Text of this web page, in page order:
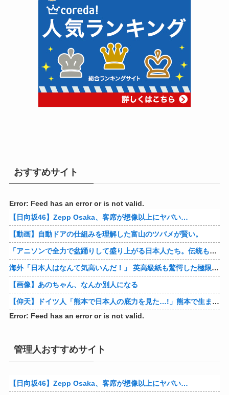
おすすめサイト
Error: Feed has an error or is not valid.
【日向坂46】Zepp Osaka、客席が想像以上にヤバい…
【動画】自動ドアの仕組みを理解した富山のツバメが賢い。
「アニソンで全力で盆踊りして盛り上がる日本人たち。伝統もオタクもこの熱量、素晴らしい」→女さんブチギレ「これを見て『日本の品格が落ちた』と思いま…
海外「日本人はなんて気高いんだ！」 英高級紙も驚愕した極限の中の日本人の姿に世界が衝撃
【画像】あのちゃん、なんか別人になる
【仰天】ドイツ人「熊本で日本人の底力を見た…!」熊本で生まれて初めて震度7の大地震を経験したドイツ人。直後、日本人たちの行動に衝撃を受けてしまう…
Error: Feed has an error or is not valid.
管理人おすすめサイト
【日向坂46】Zepp Osaka、客席が想像以上にヤバい…